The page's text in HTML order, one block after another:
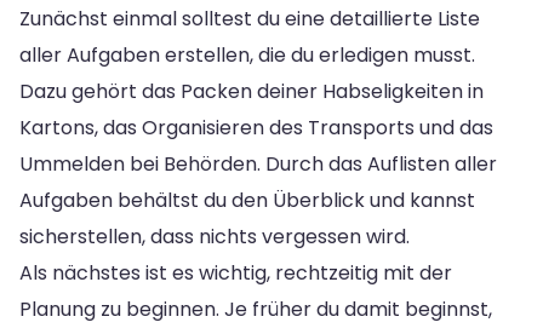
Zunächst einmal solltest du eine detaillierte Liste
aller Aufgaben erstellen, die du erledigen musst.
Dazu gehört das Packen deiner Habseligkeiten in
Kartons, das Organisieren des Transports und das
Ummelden bei Behörden. Durch das Auflisten aller
Aufgaben behältst du den Überblick und kannst
sicherstellen, dass nichts vergessen wird.
Als nächstes ist es wichtig, rechtzeitig mit der
Planung zu beginnen. Je früher du damit beginnst,